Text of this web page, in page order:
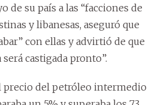
de su país a las “facciones de
y libanesas, aseguró que
con ellas y advirtió de que
castigada pronto”.
precio del petróleo intermedio